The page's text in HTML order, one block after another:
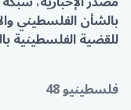
بالشأن الفلسطيني
للقضية الفلسطينية
فلسطينيو 48